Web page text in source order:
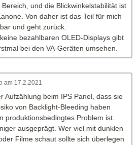
und die Blickwinkelstabilität ist
Von daher ist das Teil für mich
und geht zurück.
bezahlbaren OLED-Displays gibt
bei den VA-Geräten umsehen.
am 17.2.2021
Aufzählung beim IPS Panel, dass sie
von Backlight-Bleeding haben
produktionsbedingtes Problem ist.
ausgeprägt. Wer viel mit dunklen
Filme schaut sollte sich überlegen